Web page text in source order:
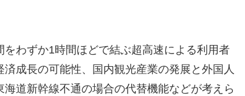
わずか1時間ほどで結ぶ超高速による利用者
成長の可能性、国内観光産業の発展と外国人
道新幹線不通の場合の代替機能などが考えら